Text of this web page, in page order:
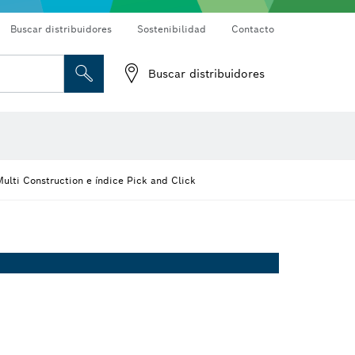
Buscar distribuidores Sostenibilidad Contacto
Buscar distribuidores
Construction e índice Pick and Click